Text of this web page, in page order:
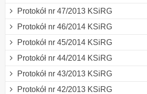
Protokół nr 47/2013 KSiRG
Protokół nr 46/2014 KSiRG
Protokół nr 45/2014 KSiRG
Protokół nr 44/2014 KSiRG
Protokół nr 43/2013 KSiRG
Protokół nr 42/2013 KSiRG